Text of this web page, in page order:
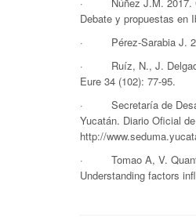
Debate y propuestas en
· Pérez-Sarabia J.
· Ruíz, N., J. Delgado.
Eure 34 (102): 77-95.
· Secretaría de
Yucatán. Diario Oficial
http://
· Tomao A, V.
Understanding factors